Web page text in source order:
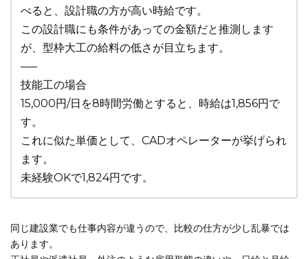
べると、設計職の方が高い時給です。
この設計職にも条件があっての金額だと推測します
が、型枠大工の給料の低さが目立ちます。
—–
技能工の場合
15,000円/日を8時間労働とすると、時給は1,856円で
す。
これに似た単価として、CADオペレーターが挙げられ
ます。
未経験OKで1,824円です。
同じ建設業でも仕事内容が違うので、比較の仕方が少し乱暴では
あります。